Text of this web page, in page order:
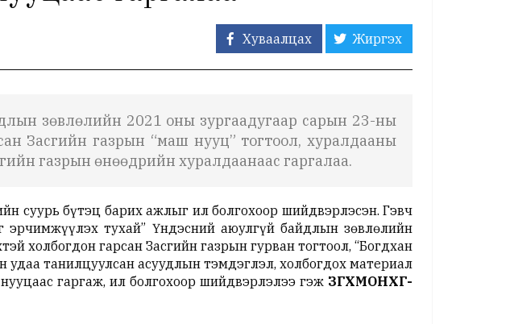
Хуваалцах Жиргэх
зөвлөлийн 2021 оны зургаадугаар сарын 23-ны
Засгийн газрын “маш нууц” тогтоол, хуралдааны
газрын өнөөдрийн хуралдаанаас гаргалаа.
суурь бүтэц барих ажлыг ил болгохоор шийдвэрлэсэн. Гэвч
тухай” Үндэсний аюулгүй байдлын зөвлөлийн
холбогдон гарсан Засгийн газрын гурван тогтоол, “Богдхан
танилцуулсан асуудлын тэмдэглэл, холбогдох материал
гаргаж, ил болгохоор шийдвэрлэлээ гэж ЗГХМОНХГ-